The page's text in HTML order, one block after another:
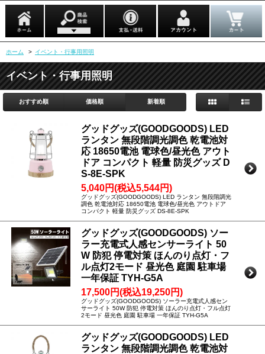
ホーム > イベント・行事用照明
イベント・行事用照明
おすすめ順 価格順 新着順
グッドグッズ(GOODGOODS) LED
ランタン 無段階調光調色 乾電池対
応 18650電池 電球色/昼光色 アウト
ドア コンパクト 軽量 防災グッズ D
S-8E-SPK
5,040円(税込5,544円)
グッドグッズ(GOODGOODS) LED ランタン 無段階調光
調色 乾電池対応 18650電池 電球色/昼光色 アウトドア
コンパクト 軽量 防災グッズ DS-8E-SPK
グッドグッズ(GOODGOODS) ソー
ラー充電式人感センサーライト 50
W 防犯 停電対策 ほんのり点灯・フ
ル点灯2モード 昼光色 庭園 駐車場
一年保証 TYH-G5A
17,500円(税込19,250円)
グッドグッズ(GOODGOODS) ソーラー充電式人感セン
サーライト 50W 防犯 停電対策 ほんのり点灯・フル点灯
2モード 昼光色 庭園 駐車場 一年保証 TYH-G5A
グッドグッズ(GOODGOODS) LED
ランタン 無段階調光調色 乾電池対